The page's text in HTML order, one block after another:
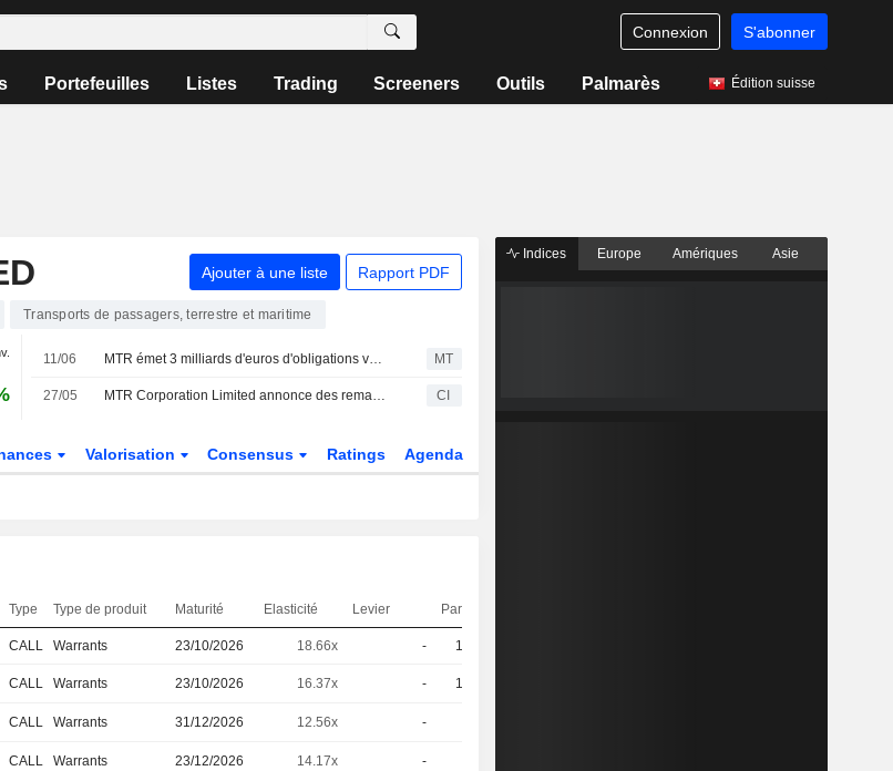
Connexion S'abonner
Portefeuilles Listes Trading Screeners Outils Palmarès Édition suisse
Ajouter à une liste Rapport PDF
Transports de passagers, terrestre et maritime
11/06 MTR émet 3 milliards d'euros d'obligations vertes MT
27/05 MTR Corporation Limited annonce des remaniements au sein de son conseil d'administration et de ses comités, effectifs au 27 mai 2026 CI
Valorisation Consensus Ratings Agenda
Type Type de produit Maturité Elasticité Levier Parité
CALL Warrants 23/10/2026 18.66x - 10
CALL Warrants 23/10/2026 16.37x - 10
CALL Warrants 31/12/2026 12.56x -
CALL Warrants 23/12/2026 14.17x -
Indices Europe Amériques Asie